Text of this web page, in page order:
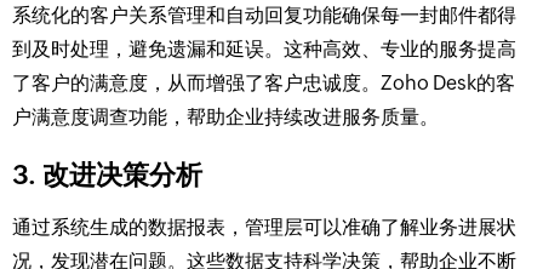
系统化的客户关系管理和自动回复功能确保每一封邮件都得
到及时处理，避免遗漏和延误。这种高效、专业的服务提高
了客户的满意度，从而增强了客户忠诚度。Zoho Desk的客
户满意度调查功能，帮助企业持续改进服务质量。
3. 改进决策分析
通过系统生成的数据报表，管理层可以准确了解业务进展状
况，发现潜在问题。这些数据支持科学决策，帮助企业不断